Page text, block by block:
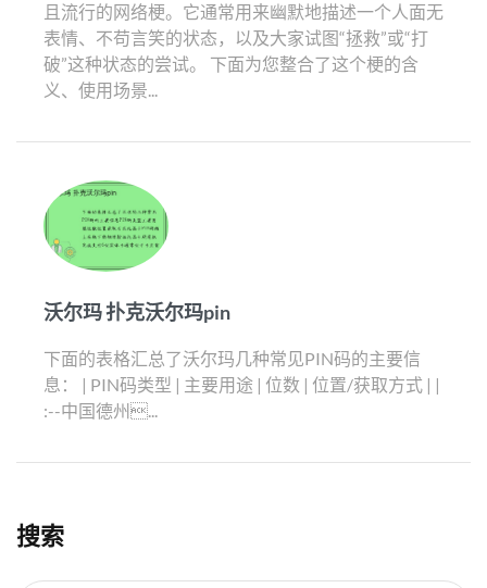
且流行的网络梗。它通常用来幽默地描述一个人面无
表情、不苟言笑的状态，以及大家试图“拯救”或“打
破”这种状态的尝试。 下面为您整合了这个梗的含
义、使用场景...
沃尔玛 扑克沃尔玛pin
下面的表格汇总了沃尔玛几种常见PIN码的主要信
息： | PIN码类型 | 主要用途 | 位数 | 位置/获取方式 | |
:--中国德州...
搜索